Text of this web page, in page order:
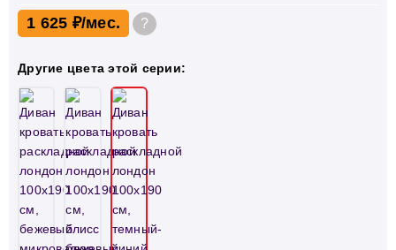
1 625 ₽ ?
Другие цвета этой серии: